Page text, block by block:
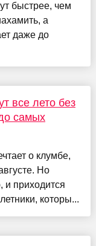
быстрее, чем
а
даже до
все лето без
самых
о клумбе,
Но
и приходится
которы...